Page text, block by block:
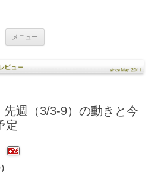
メニュー
先週（3/3-9）の動きと今
定